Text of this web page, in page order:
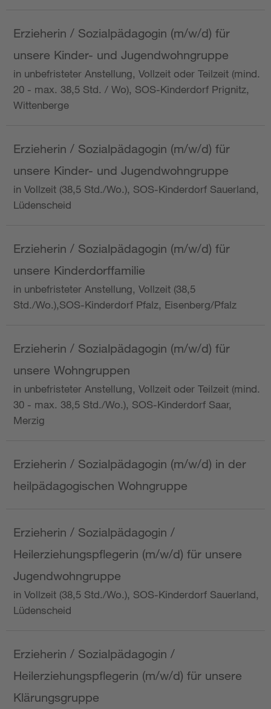
Erzieherin / Sozialpädagogin (m/w/d) für
unsere Kinder- und Jugendwohngruppe
in unbefristeter Anstellung, Vollzeit oder Teilzeit (mind.
20 - max. 38,5 Std. / Wo), SOS-Kinderdorf Prignitz,
Wittenberge
Erzieherin / Sozialpädagogin (m/w/d) für
unsere Kinder- und Jugendwohngruppe
in Vollzeit (38,5 Std./Wo.), SOS-Kinderdorf Sauerland,
Lüdenscheid
Erzieherin / Sozialpädagogin (m/w/d) für
unsere Kinderdorffamilie
in unbefristeter Anstellung, Vollzeit (38,5
Std./Wo.),SOS-Kinderdorf Pfalz, Eisenberg/Pfalz
Erzieherin / Sozialpädagogin (m/w/d) für
unsere Wohngruppen
in unbefristeter Anstellung, Vollzeit oder Teilzeit (mind.
30 - max. 38,5 Std./Wo.), SOS-Kinderdorf Saar,
Merzig
Erzieherin / Sozialpädagogin (m/w/d) in der
heilpädagogischen Wohngruppe
Erzieherin / Sozialpädagogin /
Heilerziehungspflegerin (m/w/d) für unsere
Jugendwohngruppe
in Vollzeit (38,5 Std./Wo.), SOS-Kinderdorf Sauerland,
Lüdenscheid
Erzieherin / Sozialpädagogin /
Heilerziehungspflegerin (m/w/d) für unsere
Klärungsgruppe